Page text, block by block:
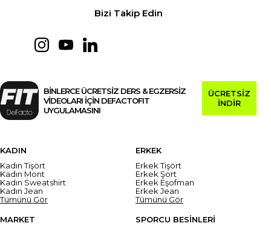
Bizi Takip Edin
BİNLERCE ÜCRETSİZ DERS & EGZERSİZ
VİDEOLARI İÇİN DEFACTOFIT
UYGULAMASINI
ÜCRETSİZ
İNDİR
KADIN
Kadın Tişört
Kadın Mont
Kadın Sweatshirt
Kadın Jean
Tümünü Gör
ERKEK
Erkek Tişört
Erkek Şort
Erkek Eşofman
Erkek Jean
Tümünü Gör
MARKET
SPORCU BESİNLERİ